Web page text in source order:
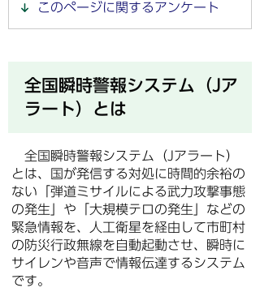
このページに関するアンケート
全国瞬時警報システム（Jア
ラート）とは
全国瞬時警報システム（Jアラート）
とは、国が発信する対処に時間的余裕の
ない「弾道ミサイルによる武力攻撃事態
の発生」や「大規模テロの発生」などの
緊急情報を、人工衛星を経由して市町村
の防災行政無線を自動起動させ、瞬時に
サイレンや音声で情報伝達するシステム
です。